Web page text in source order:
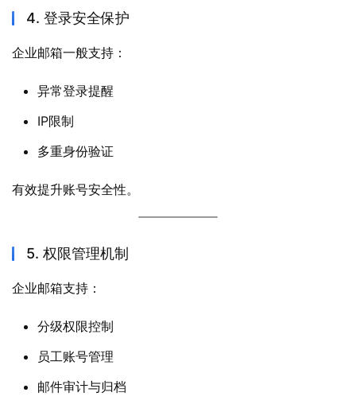
4. 登录安全保护
企业邮箱一般支持：
异常登录提醒
IP限制
多重身份验证
有效提升账号安全性。
5. 权限管理机制
企业邮箱支持：
分级权限控制
员工账号管理
邮件审计与归档